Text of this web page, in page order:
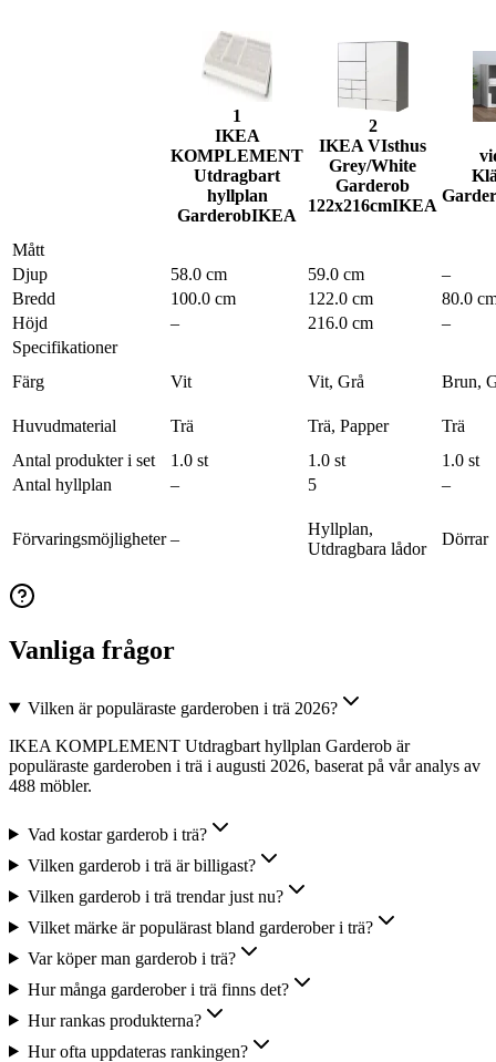
1
IKEA
KOMPLEMENT
Utdragbart
hyllplan
GarderobIKEA
2
IKEA VIsthus
Grey/White
Garderob
122x216cmIKEA
Mått
Djup
58.0 cm 59.0 cm
–
Bredd
100.0 cm 122.0 cm
80.0
Höjd
– 216.0 cm
–
Specifikationer
Färg
Vit Vit, Grå Brun,
Huvudmaterial Trä Trä, Papper
Trä
Antal produkter i set
1.0 st 1.0 st
1.0 st
Antal hyllplan
– 5 –
Förvaringsmöjligheter –
Hyllplan,
Utdragbara lådor
Dörrar
Vanliga frågor
Vilken är populäraste garderoben i trä 2026?
IKEA KOMPLEMENT Utdragbart hyllplan Garderob är
populäraste garderoben i trä i augusti 2026, baserat på vår analys av
488 möbler.
Vad kostar garderob i trä?
Vilken garderob i trä är billigast?
Vilken garderob i trä trendar just nu?
Vilket märke är populärast bland garderober i trä?
Var köper man garderob i trä?
Hur många garderober i trä finns det?
Hur rankas produkterna?
Hur ofta uppdateras rankingen?